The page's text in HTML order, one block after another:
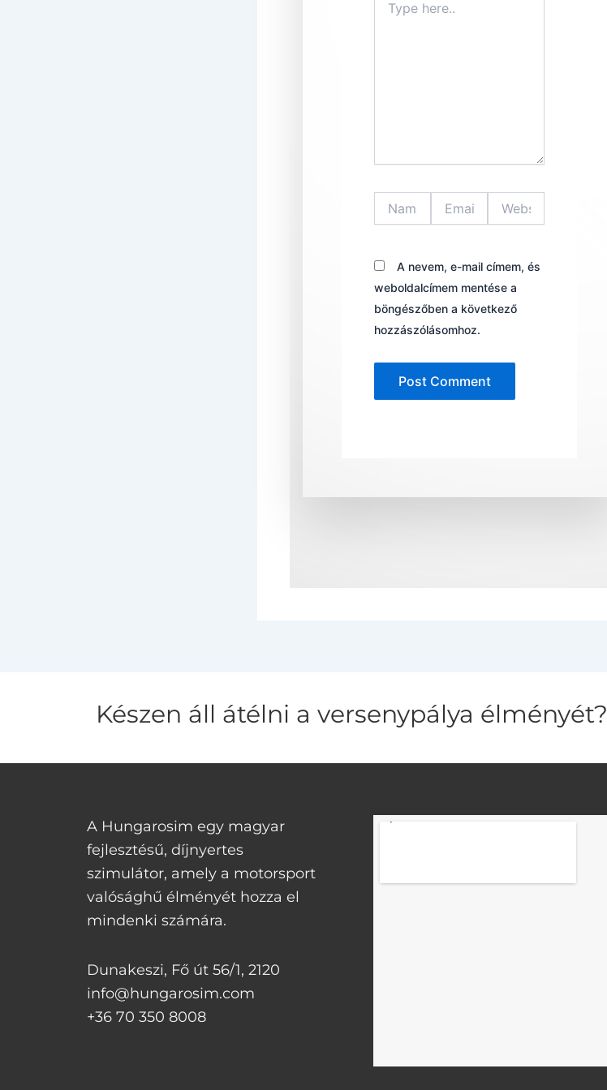
here..
A nevem, e-mail címem, és
weboldalcímem mentése a
böngészőben a következő
hozzászólásomhoz.
Készen áll átélni a versenypálya élményét?
A Hungarosim egy magyar
fejlesztésű, díjnyertes
szimulátor, amely a motorsport
valósághű élményét hozza el
mindenki számára.
Dunakeszi, Fő út 56/1, 2120
info@hungarosim.com
+36 70 350 8008